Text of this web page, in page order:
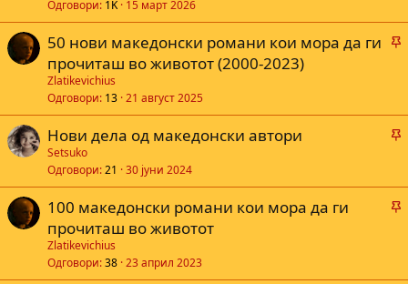
н
а
Одговори 1K 15 март 2026
В
а
50 нови македонски романи кои мора да ги
прочиташ во животот (2000-2023)
Zlatikevichius
Одговори 13 21 август 2025
В
н
а
Нови дела од македонски автори
Setsuko
Одговори 21 30 јуни 2024
В
100 македонски романи кои мора да ги
прочиташ во животот
Zlatikevichius
Одговори 38 23 април 2023